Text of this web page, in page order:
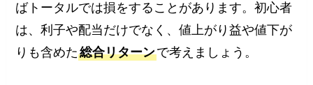
ばトータルでは損をすることがあります。初心者
は、利子や配当だけでなく、値上がり益や値下が
りも含めた総合リターンで考えましょう。